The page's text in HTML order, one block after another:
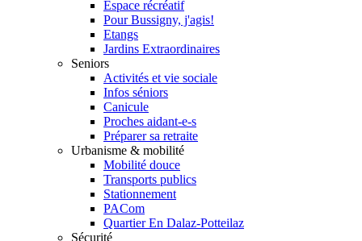
Espace récréatif
Pour Bussigny, j'agis!
Etangs
Jardins Extraordinaires
Seniors
Activités et vie sociale
Infos séniors
Canicule
Proches aidant-e-s
Préparer sa retraite
Urbanisme & mobilité
Mobilité douce
Transports publics
Stationnement
PACom
Quartier En Dalaz-Potteilaz
Sécurité